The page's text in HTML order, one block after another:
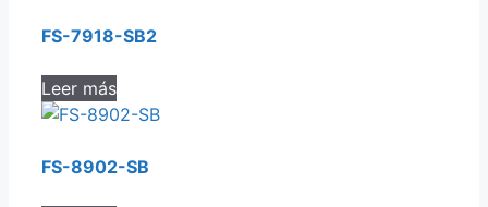
FS-7918-SB2
Leer más
FS-8902-SB